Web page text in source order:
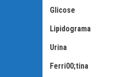
Glicose
Lipidograma
Urina
Ferri00;tina